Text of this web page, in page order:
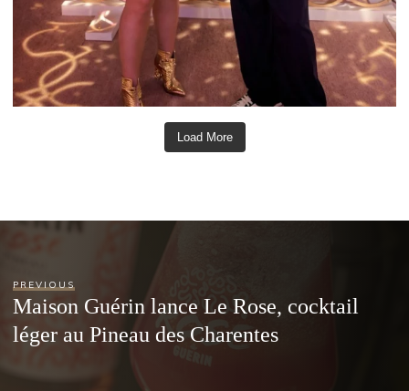
Load More
PREVIOUS
Maison Guérin lance Le Rose, cocktail
léger au Pineau des Charentes